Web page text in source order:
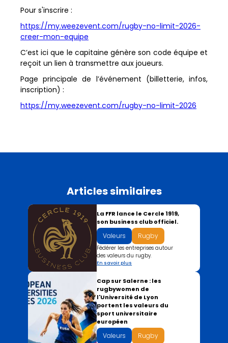
Pour s'inscrire :
https://my.weezevent.com/rugby-no-limit-2026-
creer-mon-equipe
C’est ici que le capitaine génère son code équipe et
reçoit un lien à transmettre aux joueurs.
Page principale de l’événement (billetterie, infos,
inscription) :
https://my.weezevent.com/rugby-no-limit-2026
Articles similaires
La FFR lance le Cercle 1919,
son business club officiel.
Valeurs Rugby
Fédérer les entreprises autour
des valeurs du rugby.
En savoir plus
Cap sur Salerne : les
rugbywomen de
l'Université de Lyon
portent les valeurs du
sport universitaire
européen
Valeurs Rugby